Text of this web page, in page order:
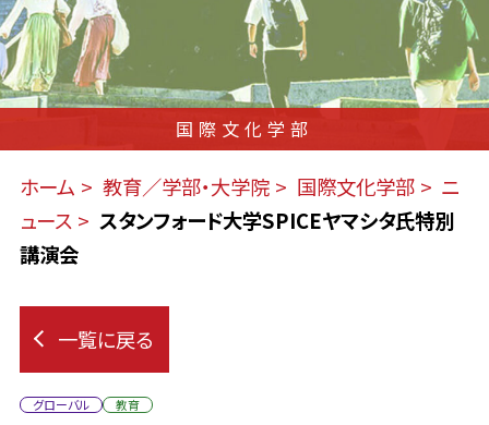
国際文化学部
ホーム 教育／学部・大学院 国際文化学部
ニ
ュース
スタンフォード大学SPICEヤマシタ氏特別
講演会
一覧に戻る
グローバル 教育